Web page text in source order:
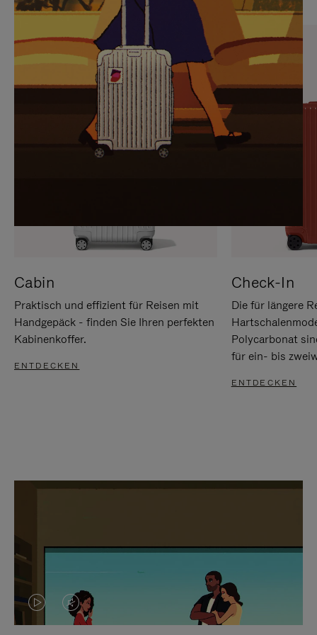
SIE,
UM
ANZUHALTEN
AUFHEBEN
DER
STUMMSCHALTUNG
Cabin
Praktisch und effizient für Reisen mit
Handgepäck - finden Sie Ihren perfekten
Kabinenkoffer.
ENTDECKEN
Check-In
Die für längere
Polycarbonat
für ein- bis
ENTDECKEN
DASVIDEO